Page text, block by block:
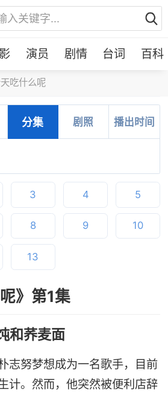
演员 剧情 台词 百科
吃什么呢
分集 剧照 播出时间
3 4 5
8 9 10
13
》第1集
和荞麦面
志努梦想成为一名歌手，目前
计。然而，他突然被便利店辞